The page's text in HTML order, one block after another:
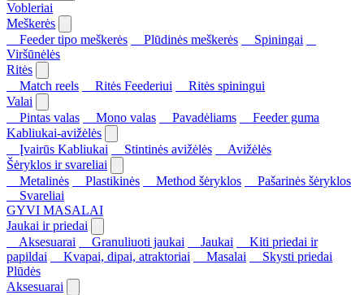
Vobleriai
Meškerės
Feeder tipo meškerės
Plūdinės meškerės
Spiningai
Viršūnėlės
Ritės
Match reels
Ritės Feederiui
Ritės spiningui
Valai
Pintas valas
Mono valas Pavadėliams
Feeder guma
Kabliukai-avižėlės
Įvairūs Kabliukai
Stintinės avižėlės
Avižėlės
Šėryklos ir svareliai
Metalinės
Plastikinės Method šėryklos
Pašarinės šėryklos
Svareliai
GYVI MASALAI
Jaukai ir priedai
Aksesuarai
Granuliuoti jaukai Jaukai
Kiti priedai ir
papildai
Kvapai, dipai, atraktoriai Masalai
Skysti priedai
Plūdės
Aksesuarai